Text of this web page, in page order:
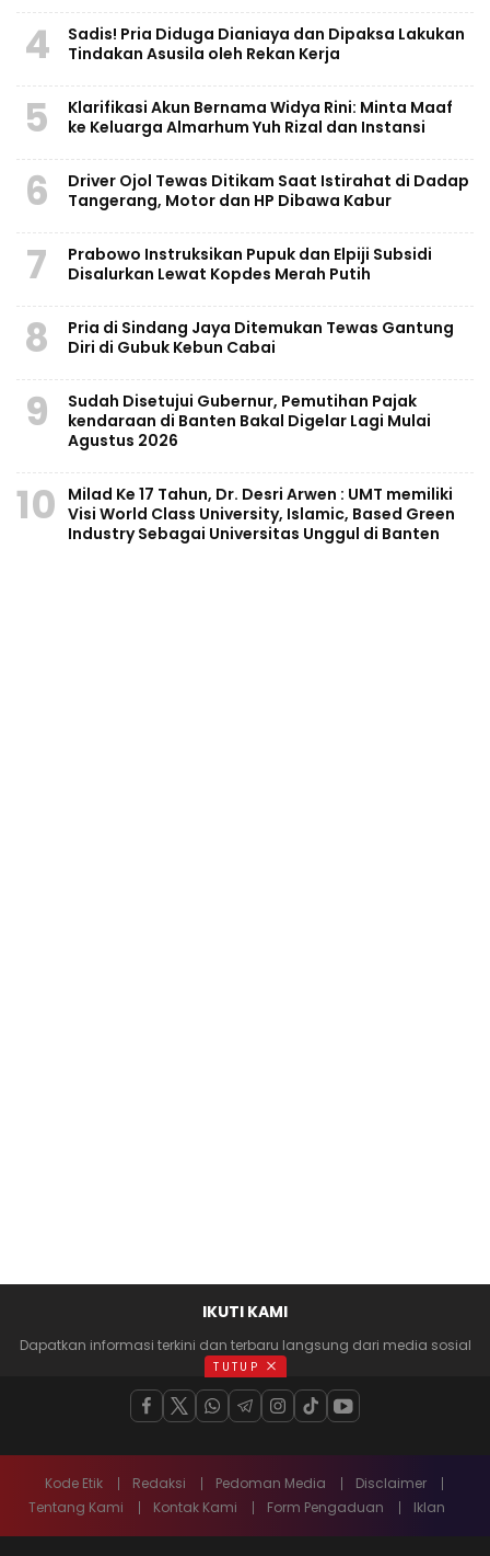
4
Sadis! Pria Diduga Dianiaya dan Dipaksa Lakukan
Tindakan Asusila oleh Rekan Kerja
5
Klarifikasi Akun Bernama Widya Rini: Minta Maaf
ke Keluarga Almarhum Yuh Rizal dan Instansi
6
Driver Ojol Tewas Ditikam Saat Istirahat di Dadap
Tangerang, Motor dan HP Dibawa Kabur
7
Prabowo Instruksikan Pupuk dan Elpiji Subsidi
Disalurkan Lewat Kopdes Merah Putih
8
Pria di Sindang Jaya Ditemukan Tewas Gantung
Diri di Gubuk Kebun Cabai
9
Sudah Disetujui Gubernur, Pemutihan Pajak
kendaraan di Banten Bakal Digelar Lagi Mulai
Agustus 2026
10
Milad Ke 17 Tahun, Dr. Desri Arwen : UMT memiliki
Visi World Class University, Islamic, Based Green
Industry Sebagai Universitas Unggul di Banten
IKUTI KAMI
Dapatkan informasi terkini dan terbaru langsung dari media sosial
anda
Kode Etik Redaksi Pedoman Media
Disclaimer
Tentang Kami
Kontak Kami Form Pengaduan Iklan
TUTUP